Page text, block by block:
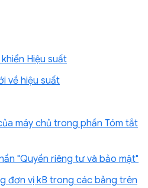
Hiệu suất
về hiệu suất
máy chủ trong phần Tóm tắt
"Quyền riêng tư và bảo mật"
đơn vị kB trong các bảng trên